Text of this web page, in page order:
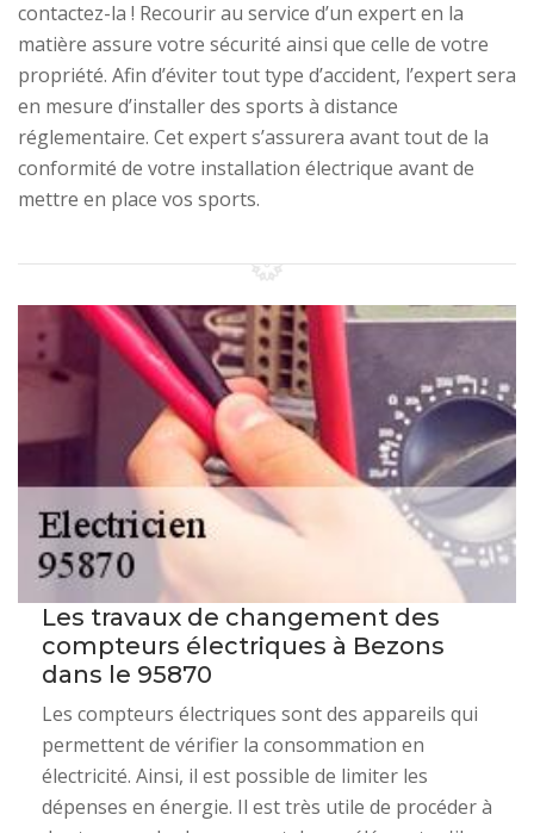
contactez-la ! Recourir au service d’un expert en la
matière assure votre sécurité ainsi que celle de votre
propriété. Afin d’éviter tout type d’accident, l’expert sera
en mesure d’installer des sports à distance
réglementaire. Cet expert s’assurera avant tout de la
conformité de votre installation électrique avant de
mettre en place vos sports.
Les travaux de changement des
compteurs électriques à Bezons
dans le 95870
Les compteurs électriques sont des appareils qui
permettent de vérifier la consommation en
électricité. Ainsi, il est possible de limiter les
dépenses en énergie. Il est très utile de procéder à